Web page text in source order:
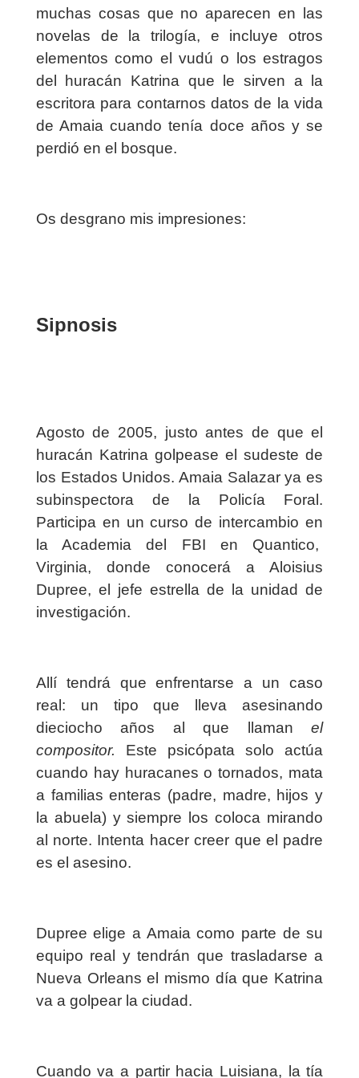
muchas cosas que no aparecen en las
novelas de la trilogía, e incluye otros
elementos como el vudú o los estragos
del huracán Katrina que le sirven a la
escritora para contarnos datos de la vida
de Amaia cuando tenía doce años y se
perdió en el bosque.
Os desgrano mis impresiones:
Sipnosis
Agosto de 2005, justo antes de que el
huracán Katrina golpease el sudeste de
los Estados Unidos. Amaia Salazar ya es
subinspectora de la Policía Foral.
Participa en un curso de intercambio en
la Academia del FBI en Quantico,
Virginia, donde conocerá a Aloisius
Dupree, el jefe estrella de la unidad de
investigación.
Allí tendrá que enfrentarse a un caso
real: un tipo que lleva asesinando
dieciocho años al que llamanel
compositor. Este psicópata solo actúa
cuando hay huracanes o tornados, mata
a familias enteras (padre, madre, hijos y
la abuela) y siempre los coloca mirando
al norte. Intenta hacer creer que el padre
es el asesino.
Dupree elige a Amaia como parte de su
equipo real y tendrán que trasladarse a
Nueva Orleans el mismo día que Katrina
va a golpear la ciudad.
Cuando va a partir hacia Luisiana, la tía